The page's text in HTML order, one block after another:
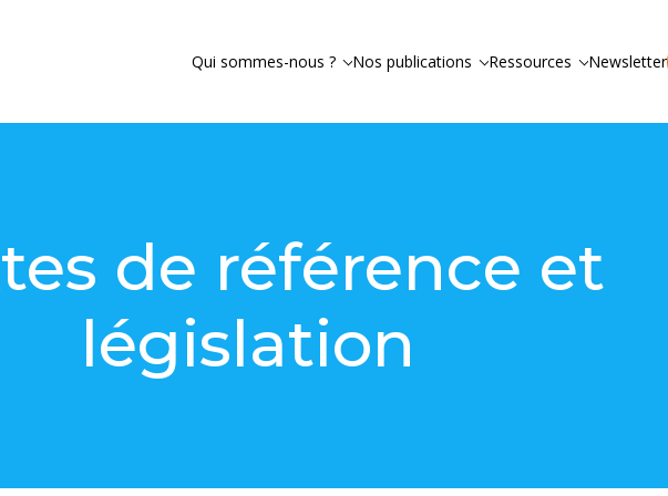
Qui sommes-nous ? Nos publications Ressources Newsletter
de référence et
législation